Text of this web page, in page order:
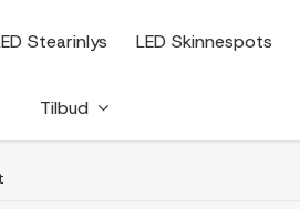
Stearinlys LED Skinnespots
Tilbud